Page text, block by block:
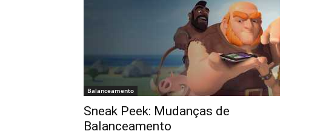
Balanceamento
Sneak Peek: Mudanças de
Balanceamento